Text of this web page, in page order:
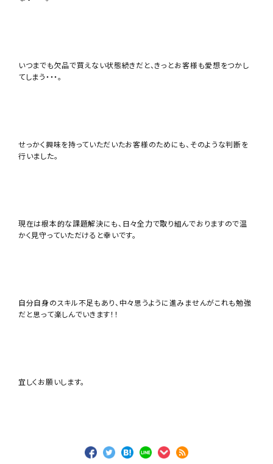
いつまでも欠品で買えない状態続きだと、きっとお客様も愛想をつかし
てしまう・・・。
せっかく興味を持っていただいたお客様のためにも、そのような判断を
行いました。
現在は根本的な課題解決にも、日々全力で取り組んでおりますので温
かく見守っていただけると幸いです。
自分自身のスキル不足もあり、中々思うように進みませんがこれも勉強
だと思って楽しんでいきます！！
宜しくお願いします。